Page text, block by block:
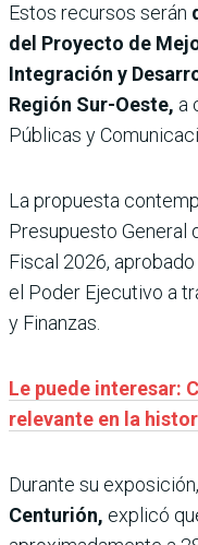
Estos recursos serán
del Proyecto de
Integración y
Región Sur-Oeste, a
Públicas y
La propuesta
Presupuesto General
Fiscal 2026,
el Poder Ejecutivo a
y Finanzas.
Le puede interesar:
relevante en la
Durante su
Centurión, explicó